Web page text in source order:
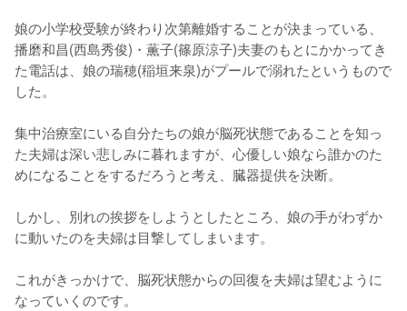
娘の小学校受験が終わり次第離婚することが決まっている、
播磨和昌(西島秀俊)・薫子(篠原涼子)夫妻のもとにかかってき
た電話は、娘の瑞穂(稲垣来泉)がプールで溺れたというもので
した。
集中治療室にいる自分たちの娘が脳死状態であることを知っ
た夫婦は深い悲しみに暮れますが、心優しい娘なら誰かのた
めになることをするだろうと考え、臓器提供を決断。
しかし、別れの挨拶をしようとしたところ、娘の手がわずか
に動いたのを夫婦は目撃してしまいます。
これがきっかけで、脳死状態からの回復を夫婦は望むように
なっていくのです。